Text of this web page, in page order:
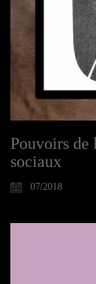
Pouvoirs de
sociaux
07/2018